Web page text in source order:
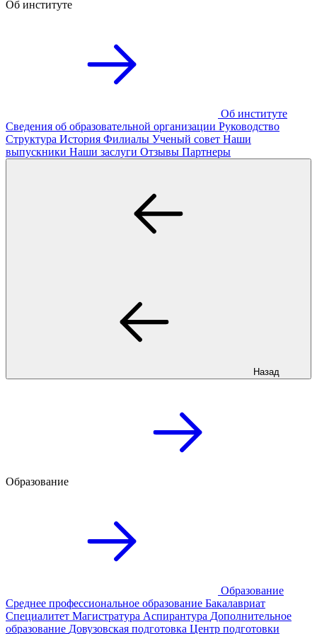
Об институте
Об институте
Сведения об образовательной организации Руководство
Структура История Филиалы Ученый совет Наши
выпускники Наши заслуги Отзывы Партнеры
Назад
Образование
Образование
Среднее профессиональное образование Бакалавриат
Специалитет Магистратура Аспирантура Дополнительное
образование Довузовская подготовка Центр подготовки